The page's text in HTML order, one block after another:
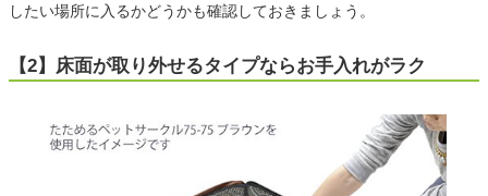
したい場所に入るかどうかも確認しておきましょう。
【2】床面が取り外せるタイプならお手入れがラク